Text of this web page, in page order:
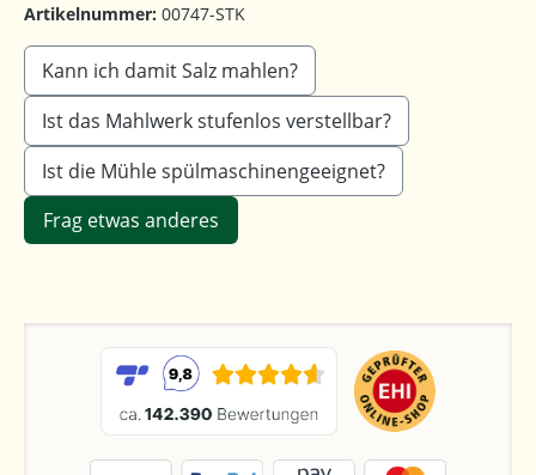
Artikelnummer: 00747-STK
Kann ich damit Salz mahlen?
Ist das Mahlwerk stufenlos verstellbar?
Ist die Mühle spülmaschinengeeignet?
Frag etwas anderes